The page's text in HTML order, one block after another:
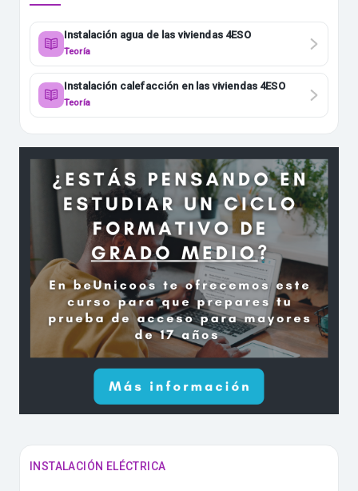
Instalación agua de las viviendas 4ESO
Teoría
Instalación calefacción en las viviendas 4ESO
Teoría
INSTALACIÓN ELÉCTRICA